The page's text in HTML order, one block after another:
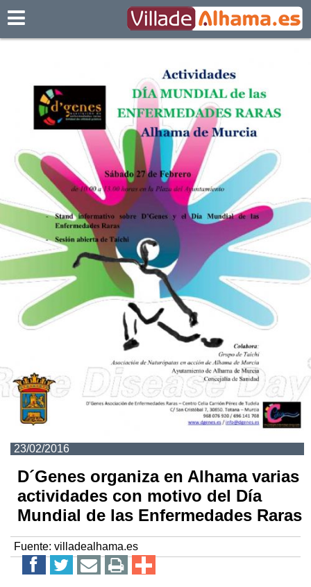
23/02/2016
D´Genes organiza en Alhama varias
actividades con motivo del Día
Mundial de las Enfermedades Raras
Fuente: villadealhama.es